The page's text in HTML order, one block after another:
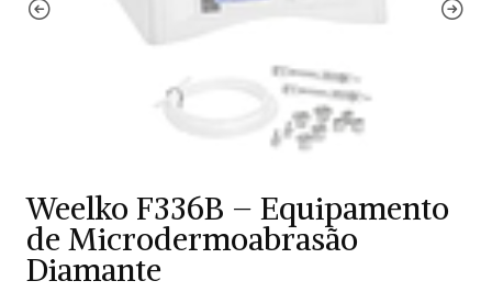
Weelko F336B – Equipamento
de Microdermoabrasão
Diamante